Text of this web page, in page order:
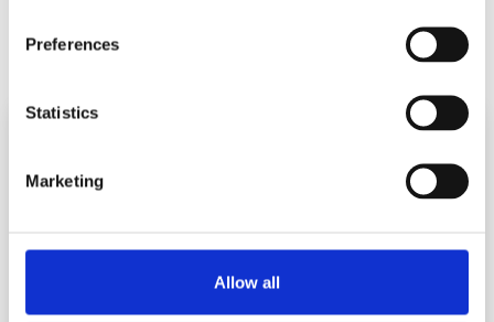
Preferences
Statistics
Marketing
Allow all